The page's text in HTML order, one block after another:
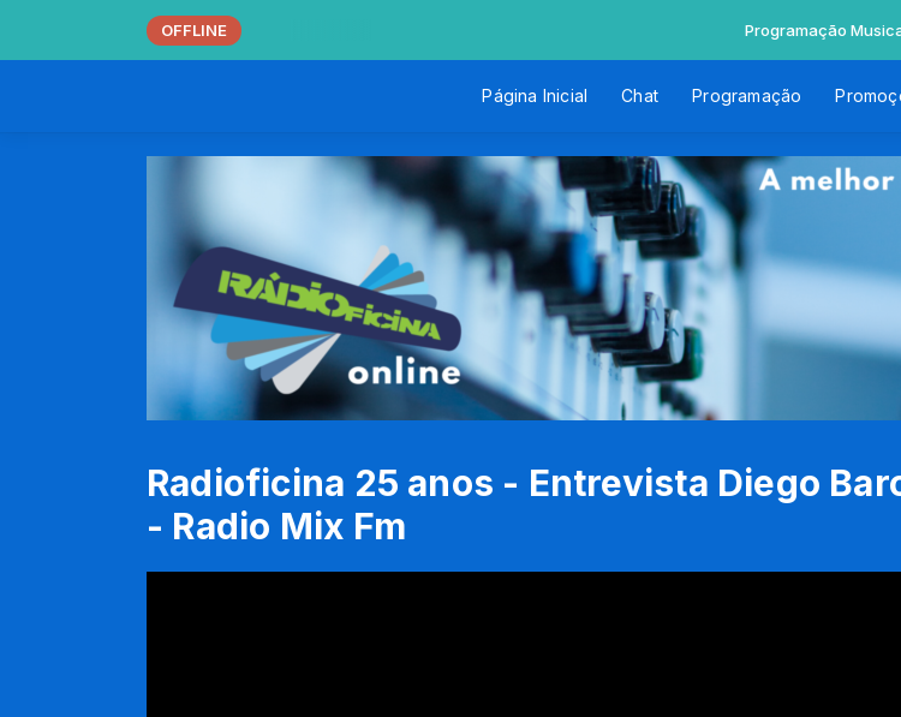
OFFLINE
das 00:00 às 23:59 Programação Musical
Página Inicial Chat Programação
Radioficina 25 anos - Entrevista Diego
- Radio Mix Fm